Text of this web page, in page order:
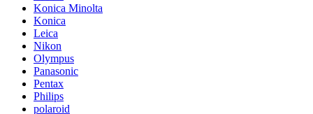
Konica Minolta
Konica
Leica
Nikon
Olympus
Panasonic
Pentax
Philips
polaroid